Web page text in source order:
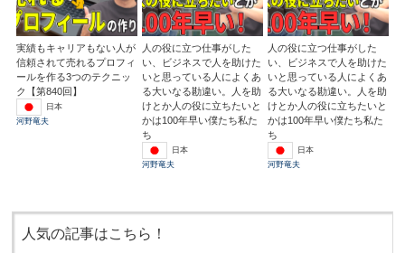
実績もキャリアもない人が
信頼されて売れるプロフィ
ールを作る3つのテクニッ
ク【第840回】
日本
河野竜夫
人の役に立つ仕事がした
い、ビジネスで人を助けた
いと思っている人によくあ
る大いなる勘違い。人を助
けとか人の役に立ちたいと
かは100年早い僕たち私た
ち
日本
河野竜夫
人の役に立つ仕事がした
い、ビジネスで人を助けた
いと思っている人によくあ
る大いなる勘違い。人を助
けとか人の役に立ちたいと
かは100年早い僕たち私た
ち
日本
河野竜夫
人気の記事はこちら！